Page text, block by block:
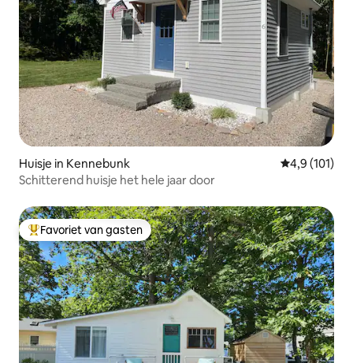
Huisje in Kennebunk Gemiddelde
4,9 (101)
Schitterend huisje het hele jaar door
Topfavoriet van gasten
Favoriet van gasten